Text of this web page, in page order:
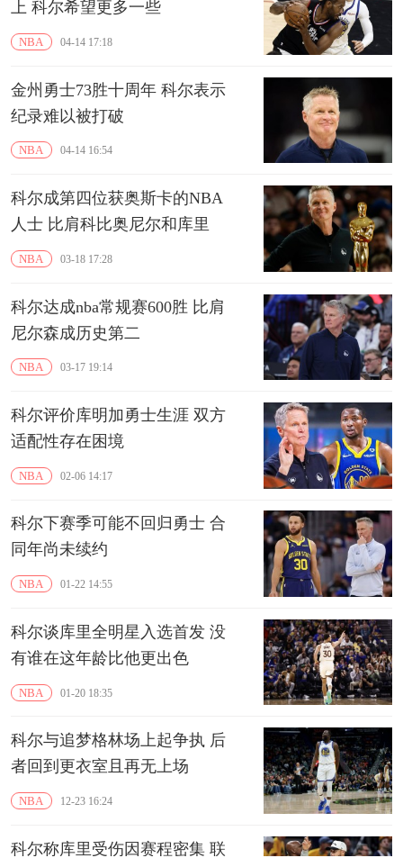
上 科尔希望更多一些
NBA 04-14 17:18
金州勇士73胜十周年 科尔表示
纪录难以被打破
NBA 04-14 16:54
科尔成第四位获奥斯卡的NBA
人士 比肩科比奥尼尔和库里
NBA 03-18 17:28
科尔达成nba常规赛600胜 比肩
尼尔森成历史第二
NBA 03-17 19:14
科尔评价库明加勇士生涯 双方
适配性存在困境
NBA 02-06 14:17
科尔下赛季可能不回归勇士 合
同年尚未续约
NBA 01-22 14:55
科尔谈库里全明星入选首发 没
有谁在这年龄比他更出色
NBA 01-20 18:35
科尔与追梦格林场上起争执 后
者回到更衣室且再无上场
NBA 12-23 16:24
科尔称库里受伤因赛程密集 联